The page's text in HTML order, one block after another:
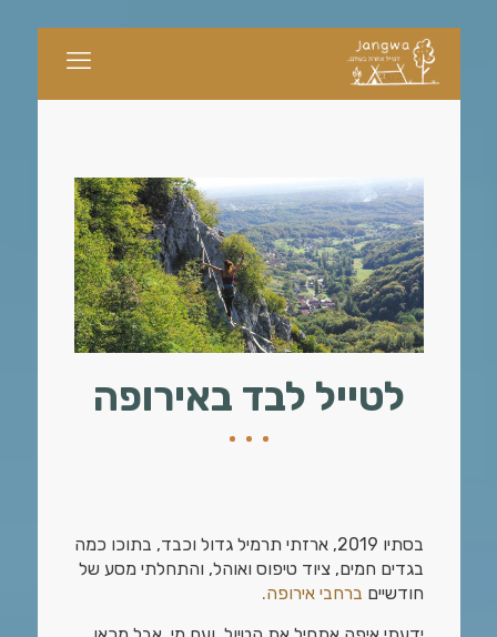
לטייל לבד באירופה
בסתיו 2019, ארזתי תרמיל גדול וכבד, בתוכו כמה
בגדים חמים, ציוד טיפוס ואוהל, והתחלתי מסע של
חודשיים ברחבי אירופה.